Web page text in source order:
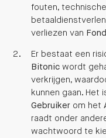
fouten,
verliezen van
Er bestaat een
Bitonicwordt
verkrijgen,
kunnen gaan. Het
Gebruikerom het
raadt onder
wachtwoord te